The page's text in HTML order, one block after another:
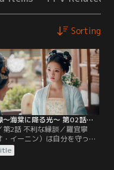
Sorting
安寧録～海棠に降る光～ 第02話／字幕
第2話 不利な縁談／羅宜寧
・イーニン）は自分を守って
羅慎遠（ルオ・シェンユエ
庇って一緒に静堂で罰を受け